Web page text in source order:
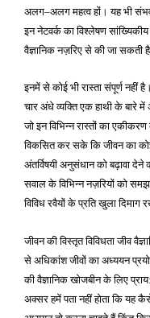
अलग–अलग महत्व हों। यह भी
इन नेटवर्क का विश्लेषण
वैज्ञानिक नज़रिए से की जा सकती
इनमें से कोई भी रास्ता संपूर्ण नहीं
चार अंधे व्यक्ति एक हाथी के बारे
जो इन विभिन्न रास्तों का
विकसित कर सके कि जीवन का
अंतर्विषयी अनुसंधान को बढ़ावा
सवाल के विभिन्न नज़रियों को
विविध रवैयों के प्रति खुला दिमाग
जीवन की विस्तृत विविधता जीव
से अधिकांश जीवों का अध्ययन
की वैज्ञानिक खोजबीन के लिए प्राय
अक्सर हमें पता नहीं होता कि यह